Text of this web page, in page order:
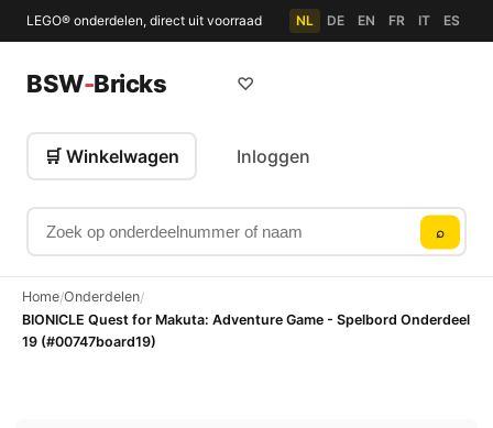
LEGO® onderdelen, direct uit voorraad NL DE EN FR IT ES
BSW-Bricks
Zoek op onderdeelnummer of naam
⌕
♡
🛒 Winkelwagen Inloggen
Home/Onderdelen/
BIONICLE Quest for Makuta: Adventure Game - Spelbord Onderdeel
19 (#00747board19)